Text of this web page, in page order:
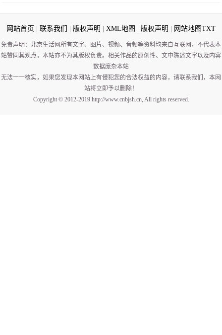
网站首页 联系我们 版权声明 XML地图 版权声明 网站地图TXT
免责声明：北京生活网所有文字、图片、视频、音频等资料均来自互联网，不代表本
站赞同其观点，本站亦不为其版权负责。相关作品的原创性、文中陈述文字以及内容
数据庞杂本站
无法一一核实，如果您发现本网站上有侵犯您的合法权益的内容，请联系我们，本网
站将立即予以删除！
Copyright © 2012-2019 http://www.cnbjsh.cn, All rights reserved.